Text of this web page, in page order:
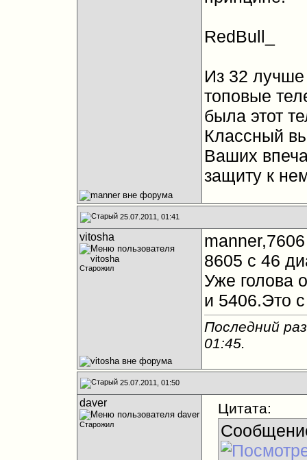
RedBull_
Из 32 лучше
топовые
была этот
Классный
Ваших
защиту к
25.07.2011, 01:41
vitosha
Старожил
8605 с 46
Уже голова
и 5406.Это
Последний
01:45.
25.07.2011, 01:50
daver
Старожил
Цитата: